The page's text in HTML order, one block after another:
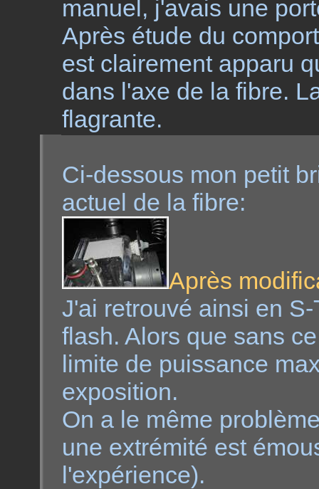
manuel, j'avais une
Après étude du
est clairement apparu
dans l'axe de la fibre.
flagrante.
Ci-dessous mon petit
actuel de la fibre:
Après
J'ai retrouvé ainsi en
flash. Alors que sans
limite de puissance
exposition.
On a le même
une extrémité est
l'expérience).